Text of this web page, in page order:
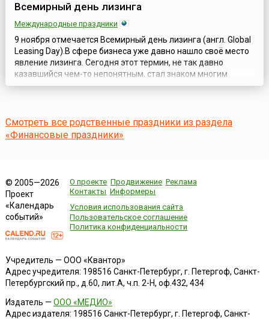
Всемирный день лизинга
Международные праздники
9 ноября отмечается Всемирный день лизинга (англ. Global
Leasing Day).В сфере бизнеса уже давно нашло своё место
явление лизинга. Сегодня этот термин, не так давно
казавшийся чем-то непонятным, стал знаком многим
людям, причём даже тем, кто не имеет к бизнесу никакого
и, являясь сам по себе ...
Смотреть все родственные праздники из раздела
«Финансовые праздники»
© 2005—2026
Проект
«Календарь
событий»
О проекте Продвижение Реклама
Контакты Информеры
Условия использования сайта
Пользовательское соглашение
Политика конфиденциальности
Учредитель — ООО «Квантор»
Адрес учредителя: 198516 Санкт-Петербург, г. Петергоф, Санкт-
Петербургский пр., д.60, лит.А, ч.п. 2-Н, оф.432, 434
Издатель — ООО «МЕДИО»
Адрес издателя: 198516 Санкт-Петербург, г. Петергоф, Санкт-